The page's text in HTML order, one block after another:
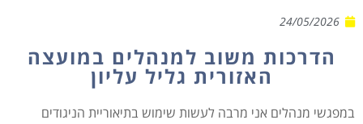
24/05/2026
הדרכות משוב למנהלים במועצה
האזורית גליל עליון
במפגשי מנהלים אני מרבה לעשות שימוש בתיאוריית הניגודים